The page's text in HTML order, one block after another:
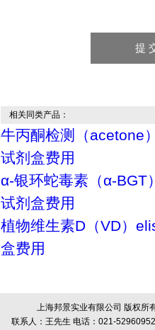
相关同类产品：
牛丙酮检测（acetone
试剂盒费用
α-银环蛇毒素（α-BGT
试剂盒费用
植物维生素D（VD）
盒费用
上海邦景实业有限公司 版权所
联系人：王先生 电话：021-